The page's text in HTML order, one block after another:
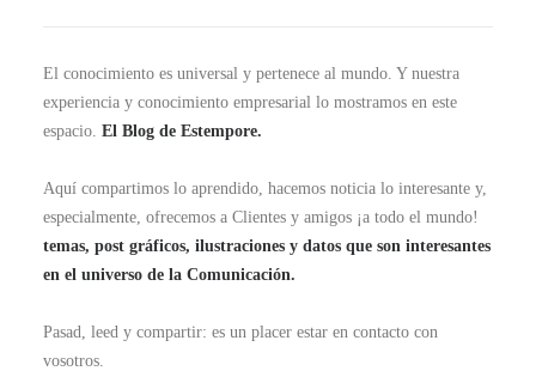
El conocimiento es universal y pertenece al mundo. Y nuestra
experiencia y conocimiento empresarial lo mostramos en este
espacio. El Blog de Estempore.
Aquí compartimos lo aprendido, hacemos noticia lo interesante y,
especialmente, ofrecemos a Clientes y amigos ¡a todo el mundo!
temas, post gráficos, ilustraciones y datos que son interesantes
en el universo de la Comunicación.
Pasad, leed y compartir: es un placer estar en contacto con
vosotros.